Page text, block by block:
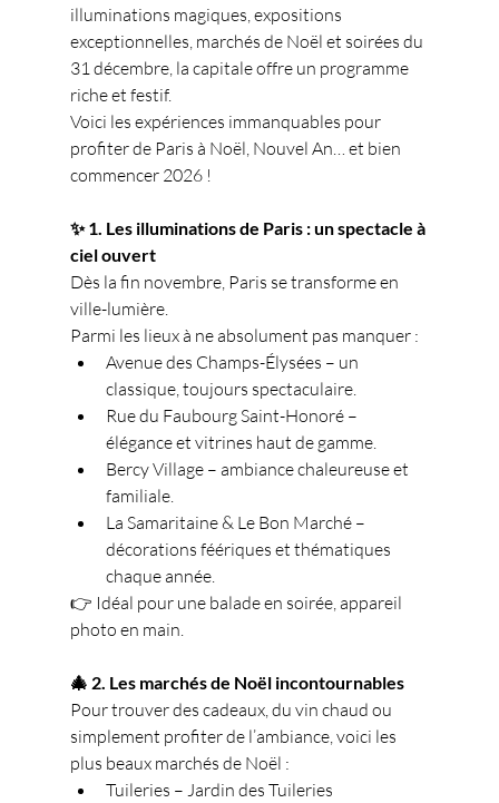
illuminations magiques, expositions
exceptionnelles, marchés de Noël et soirées du
31 décembre, la capitale offre un programme
riche et festif.
Voici les expériences immanquables pour
profiter de Paris à Noël, Nouvel An… et bien
commencer 2026 !
✨ 1. Les illuminations de Paris : un spectacle à
ciel ouvert
Dès la fin novembre, Paris se transforme en
ville-lumière.
Parmi les lieux à ne absolument pas manquer :
Avenue des Champs-Élysées – un
classique, toujours spectaculaire.
Rue du Faubourg Saint-Honoré –
élégance et vitrines haut de gamme.
Bercy Village – ambiance chaleureuse et
familiale.
La Samaritaine & Le Bon Marché –
décorations féériques et thématiques
chaque année.
👉 Idéal pour une balade en soirée, appareil
photo en main.
🎄 2. Les marchés de Noël incontournables
Pour trouver des cadeaux, du vin chaud ou
simplement profiter de l’ambiance, voici les
plus beaux marchés de Noël :
Tuileries – Jardin des Tuileries